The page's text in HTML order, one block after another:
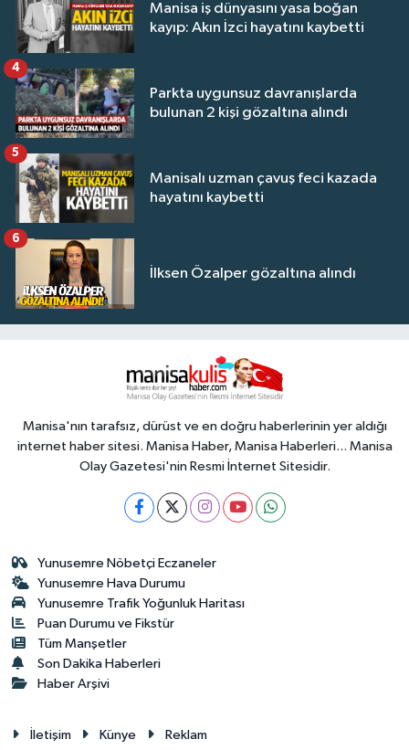
Manisa iş dünyasını yasa boğan
kayıp: Akın İzci hayatını kaybetti
Parkta uygunsuz davranışlarda
bulunan 2 kişi gözaltına alındı
4
Manisalı uzman çavuş feci kazada
hayatını kaybetti
5
İlksen Özalper gözaltına alındı
6
Manisa'nın tarafsız, dürüst ve en doğru haberlerinin yer aldığı
internet haber sitesi. Manisa Haber, Manisa Haberleri... Manisa
Olay Gazetesi'nin Resmi İnternet Sitesidir.
Yunusemre Nöbetçi Eczaneler
Yunusemre Hava Durumu
Yunusemre Trafik Yoğunluk Haritası
Puan Durumu ve Fikstür
Tüm Manşetler
Son Dakika Haberleri
Haber Arşivi
İletişim Künye Reklam